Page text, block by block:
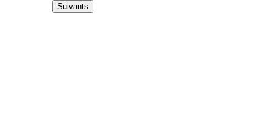
Suivants